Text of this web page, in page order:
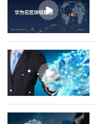
堂
我
的
程
我
认
的
我
的
技
支
我
的
声